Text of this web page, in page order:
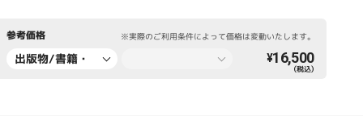
参考価格 ※実際のご利用条件によって価格は変動いたします。
出版物/書籍・
¥16,500
（税込）